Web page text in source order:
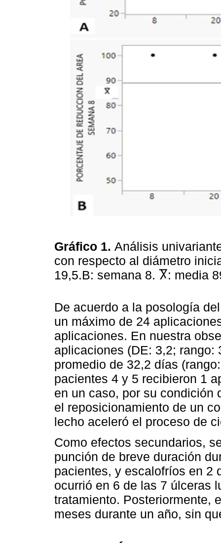
Gráfico 1. Análisis
con respecto al diámetro
19,5.B: semana 8. Ⴟ: media
De acuerdo a la posología
un máximo de 24
aplicaciones. En nuestra
aplicaciones (DE: 3,2; rango:
promedio de 32,2 días
pacientes 4 y 5 recibieron 1
en un caso, por su condición
el reposicionamiento de un
lecho aceleró el proceso de
Como efectos secundarios,
punción de breve duración
pacientes, y escalofríos en 2
ocurrió en 6 de las 7 úlceras
tratamiento. Posteriormente,
meses durante un año, sin